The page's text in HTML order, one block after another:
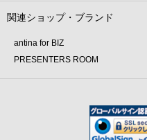
関連ショップ・ブランド
antina for BIZ
PRESENTERS ROOM